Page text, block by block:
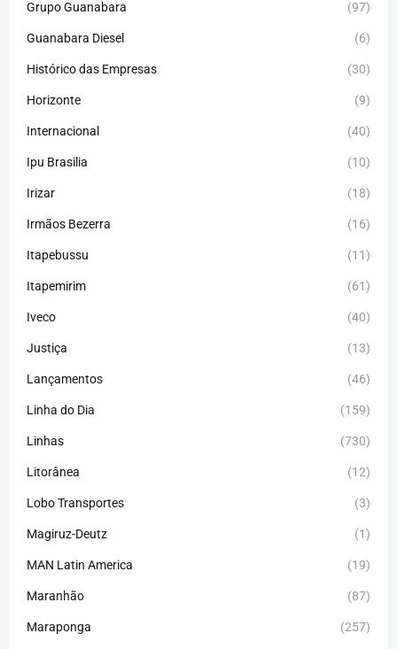
Grupo Guanabara (97)
Guanabara Diesel (6)
Histórico das Empresas (30)
Horizonte (9)
Internacional (40)
Ipu Brasilia (10)
Irizar (18)
Irmãos Bezerra (16)
Itapebussu (11)
Itapemirim (61)
Iveco (40)
Justiça (13)
Lançamentos (46)
Linha do Dia (159)
Linhas (730)
Litorânea (12)
Lobo Transportes (3)
Magiruz-Deutz (1)
MAN Latin America (19)
Maranhão (87)
Maraponga (257)